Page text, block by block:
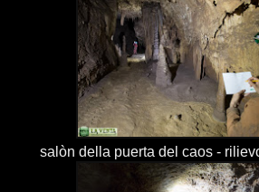
salòn della puerta del caos -